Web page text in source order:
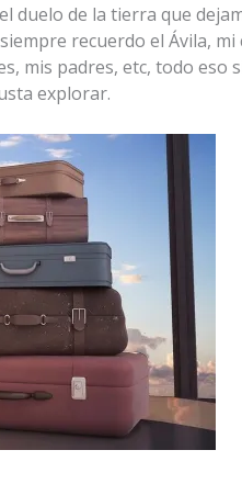
duelo de la tierra que
recuerdo el Ávila,
mis padres, etc, todo
explorar.